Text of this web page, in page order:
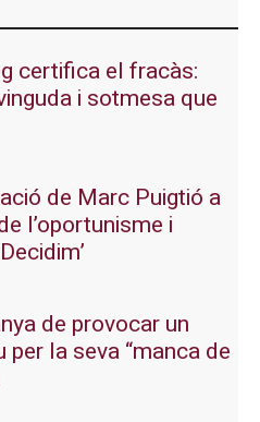
certifica el fracàs:
i sotmesa que
de Marc Puigtió a
l’oportunisme i
de provocar un
per la seva “manca de